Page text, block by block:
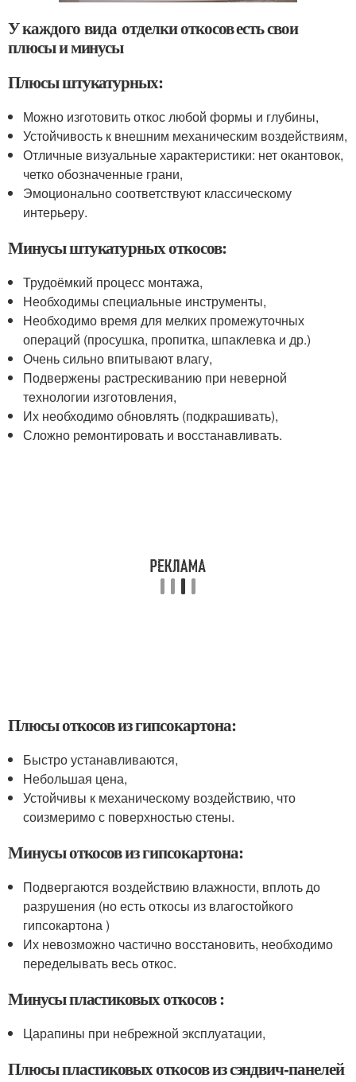
У каждого вида отделки откосов есть свои
плюсы и минусы
Плюсы штукатурных:
Можно изготовить откос любой формы и глубины,
Устойчивость к внешним механическим воздействиям,
Отличные визуальные характеристики: нет окантовок,
четко обозначенные грани,
Эмоционально соответствуют классическому
интерьеру.
Минусы штукатурных откосов:
Трудоёмкий процесс монтажа,
Необходимы специальные инструменты,
Необходимо время для мелких промежуточных
операций (просушка, пропитка, шпаклевка и др.)
Очень сильно впитывают влагу,
Подвержены растрескиванию при неверной
технологии изготовления,
Их необходимо обновлять (подкрашивать),
Сложно ремонтировать и восстанавливать.
Плюсы откосов из гипсокартона:
Быстро устанавливаются,
Небольшая цена,
Устойчивы к механическому воздействию, что
соизмеримо с поверхностью стены.
Минусы откосов из гипсокартона:
Подвергаются воздействию влажности, вплоть до
разрушения (но есть откосы из влагостойкого
гипсокартона )
Их невозможно частично восстановить, необходимо
переделывать весь откос.
Минусы пластиковых откосов :
Царапины при небрежной эксплуатации,
Плюсы пластиковых откосов из сэндвич-панелей